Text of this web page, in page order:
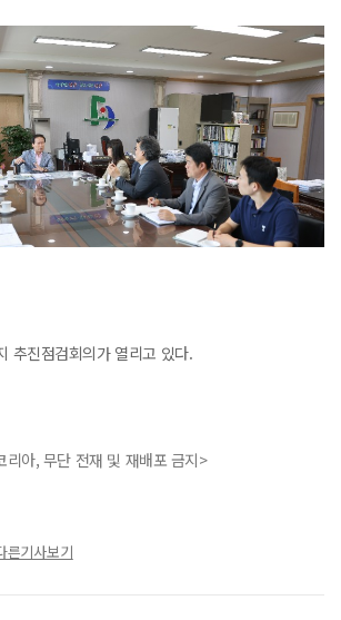
추진점검회의가 열리고 있다.
아, 무단 전재 및 재배포 금지>
른기사보기